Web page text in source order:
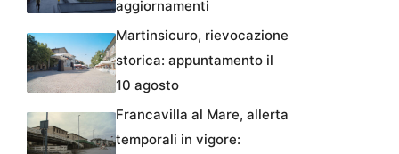
aggiornamenti
Martinsicuro, rievocazione
storica: appuntamento il
10 agosto
Francavilla al Mare, allerta
temporali in vigore: